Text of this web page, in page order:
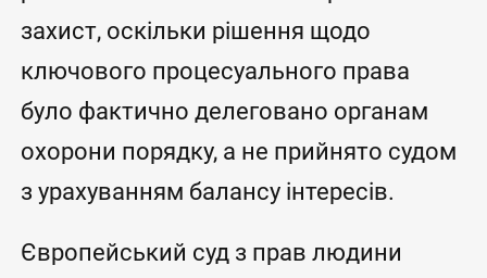
захист, оскільки рішення щодо
ключового процесуального права
було фактично делеговано органам
охорони порядку, а не прийнято судом
з урахуванням балансу інтересів.
Європейський суд з прав людини